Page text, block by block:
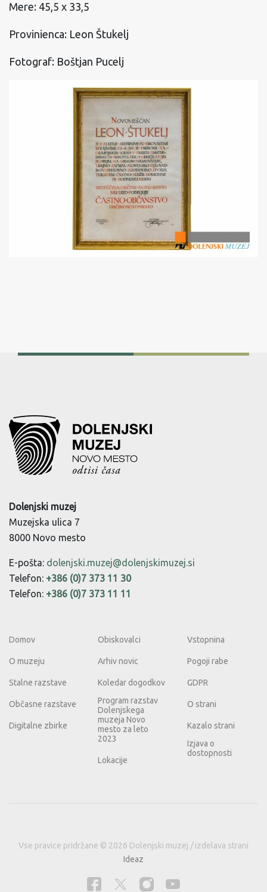
Mere: 45,5 x 33,5
Provinienca: Leon Štukelj
Fotograf: Boštjan Pucelj
Dolenjski muzej
Muzejska ulica 7
8000 Novo mesto
E-pošta: dolenjski.muzej@dolenjskimuzej.si
Telefon: +386 (0)7 373 11 30
Telefon: +386 (0)7 373 11 11
Domov
O muzeju
Stalne razstave
Občasne razstave
Digitalne zbirke
Obiskovalci
Arhiv novic
Koledar dogodkov
Program razstav
Dolenjskega
muzeja Novo
mesto za leto
2023
Lokacije
Vstopnina
Pogoji rabe
GDPR
O strani
Kazalo strani
Izjava o
dostopnosti
Vse pravice pridržane © 2026 Dolenjski muzej / izdelava strani
Ideaz